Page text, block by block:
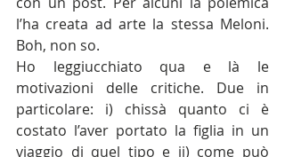
l’ha creata ad arte la stessa Meloni.
Boh, non so.
Ho leggiucchiato qua e là le
motivazioni delle critiche. Due in
particolare: i) chissà quanto ci è
costato l’aver portato la figlia in un
viaggio di quel tipo e ii) come può